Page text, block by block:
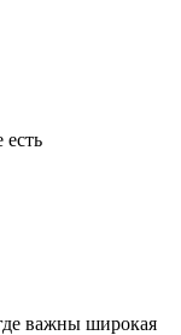
важны широкая